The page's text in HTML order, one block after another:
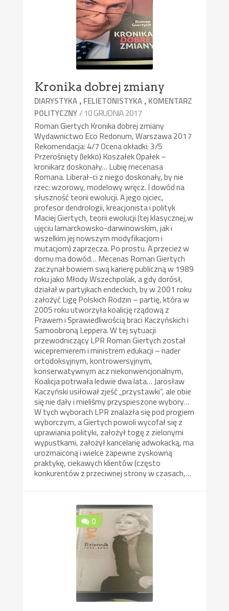
Kronika dobrej zmiany
DIARYSTYKA , FELIETONISTYKA , KOMENTARZ
POLITYCZNY/ 10 GRUDNIA 2017
Roman Giertych Kronika dobrej zmiany
Wydawnictwo Eco Redonum, Warszawa 2017
Rekomendacja: 4/7 Ocena okładki: 3/5
Przerośnięty (lekko) Koszałek Opałek –
kronikarz doskonały… Lubię mecenasa
Romana. Liberał-ci z niego doskonały, by nie
rzec: wzorowy, modelowy wręcz. I dowód na
słuszność teorii ewolucji. A jego ojciec,
profesor dendrologii, kreacjonista i polityk
Maciej Giertych, teorii ewolucji (tej klasycznej,w
ujęciu lamarckowsko-darwinowskim, jak i
wszelkim jej nowszym modyfikacjom i
mutacjom) zaprzecza. Po prostu. A przecież w
domu ma dowód… Mecenas Roman Giertych
zaczynał bowiem swą karierę publiczną w 1989
roku jako Młody Wszechpolak, a gdy dorósł,
działał w partyjkach endeckich, by w 2001 roku
założyć Ligę Polskich Rodzin – partię, która w
2005 roku utworzyła koalicję rządową z
Prawem i Sprawiedliwością braci Kaczyńskich i
Samoobroną Leppera. W tej sytuacji
przewodniczący LPR Roman Giertych został
wicepremierem i ministrem edukacji – nader
ortodoksyjnym, kontrowersyjnym,
konserwatywnym acz niekonwencjonalnym,
Koalicja potrwała ledwie dwa lata… Jarosław
Kaczyński usiłował zjeść „przystawki”, ale obie
się nie dały i mieliśmy przyspieszone wybory…
W tych wyborach LPR znalazła się pod progiem
wyborczym, a Giertych powoli wycofał się z
uprawiania polityki, założył togę z zielonymi
wypustkami, założył kancelarię adwokacką, ma
urozmaiconą i wielce zapewne zyskowną
praktykę, ciekawych klientów (często
konkurentów z przeciwnej strony w czasach,…
0